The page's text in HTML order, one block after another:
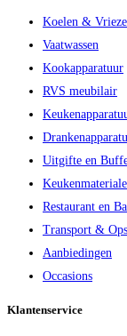
Koelen &
Vaatwassen
Kookapparatuur
RVS meubilair
Uitgifte en
Restaurant en
Transport &
Aanbiedingen
Occasions
Klantenservice